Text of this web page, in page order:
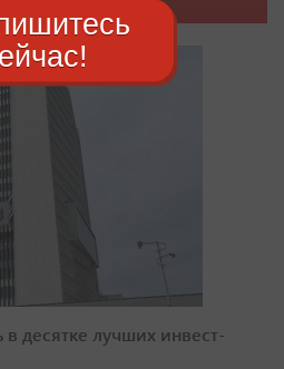
десятке лучших инвест-